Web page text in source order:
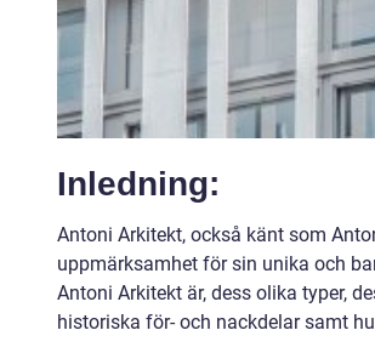
Inledning:
Antoni Arkitekt, också känt som
uppmärksamhet för sin unika och
Antoni Arkitekt är, dess olika typer,
historiska för- och nackdelar samt